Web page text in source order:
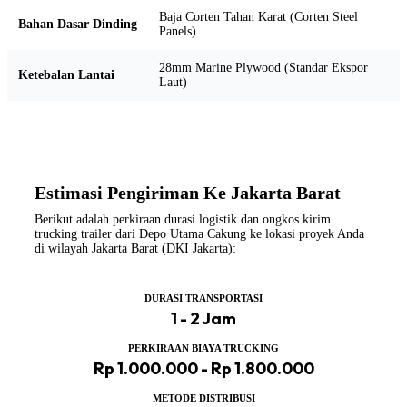
Bahan Dasar Dinding
Baja Corten Tahan Karat (Corten Steel
Panels)
Ketebalan Lantai
28mm Marine Plywood (Standar Ekspor
Laut)
Estimasi Pengiriman Ke Jakarta Barat
Berikut adalah perkiraan durasi logistik dan ongkos kirim
trucking trailer dari Depo Utama Cakung ke lokasi proyek Anda
di wilayah Jakarta Barat (DKI Jakarta):
DURASI TRANSPORTASI
1 - 2 Jam
PERKIRAAN BIAYA TRUCKING
Rp 1.000.000 - Rp 1.800.000
METODE DISTRIBUSI